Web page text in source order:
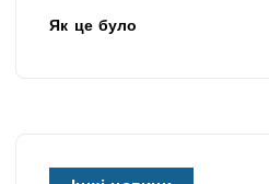
Як це було